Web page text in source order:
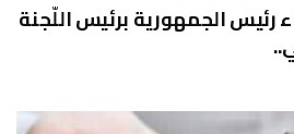
رئيس الجمهورية برئيس اللّجنة